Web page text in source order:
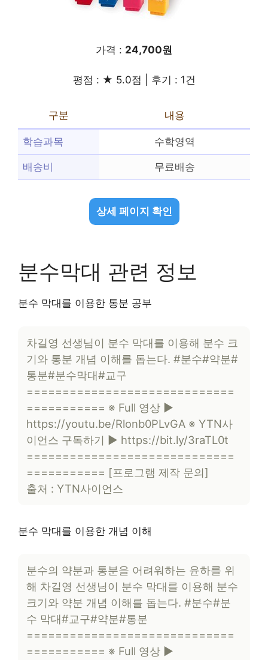
가격 : 24,700원
평점 : ★ 5.0점 | 후기 : 1건
구분 내용
학습과목 수학영역
배송비 무료배송
상세 페이지 확인
분수막대 관련 정보
분수 막대를 이용한 통분 공부
차길영 선생님이 분수 막대를 이용해 분수 크
기와 통분 개념 이해를 돕는다. #분수#약분#
통분#분수막대#교구
=============================
=========== ※ Full 영상 ▶
https://youtu.be/Rlonb0PLvGA ※ YTN사
이언스 구독하기 ▶ https://bit.ly/3raTL0t
=============================
=========== [프로그램 제작 문의]
출처 : YTN사이언스
분수 막대를 이용한 개념 이해
분수의 약분과 통분을 어려워하는 윤하를 위
해 차길영 선생님이 분수 막대를 이용해 분수
크기와 약분 개념 이해를 돕는다. #분수#분
수 막대#교구#약분#통분
=============================
=========== ※ Full 영상 ▶